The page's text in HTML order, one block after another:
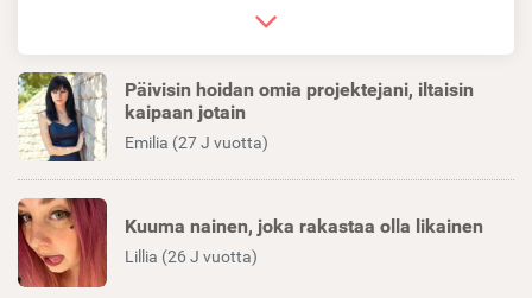
Päivisin hoidan omia projektejani, iltaisin
kaipaan jotain
Emilia (27 J vuotta)
Kuuma nainen, joka rakastaa olla likainen
Lillia (26 J vuotta)